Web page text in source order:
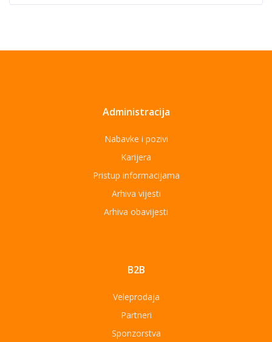
Administracija
Nabavke i pozivi
Karijera
Pristup informacijama
Arhiva vijesti
Arhiva obavijesti
B2B
Veleprodaja
Partneri
Sponzorstva